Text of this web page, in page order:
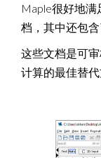
Maple很好地满
档，其中还包
这些文档是可
计算的最佳替代